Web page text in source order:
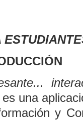
una
y